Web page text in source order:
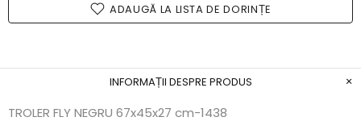
ADAUGĂ LA LISTA DE DORINȚE
INFORMAȚII DESPRE PRODUS
TROLER FLY NEGRU 67x45x27 cm-1438